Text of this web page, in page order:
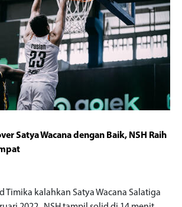
Satya Wacana dengan Baik, NSH Raih
Timika kalahkan Satya Wacana Salatiga